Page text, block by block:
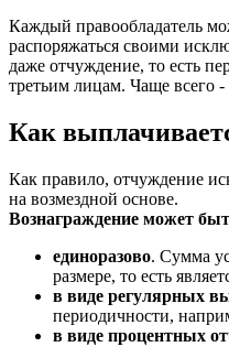
Каждый правообладатель
распоряжаться своими
даже отчуждение, то есть
третьим лицам. Чаще всего
Как
Как правило, отчуждение
на возмездной основе.
Вознаграждение может
единоразово. Сумма
размере, то есть
в виде регулярных
периодичности,
в виде процентных